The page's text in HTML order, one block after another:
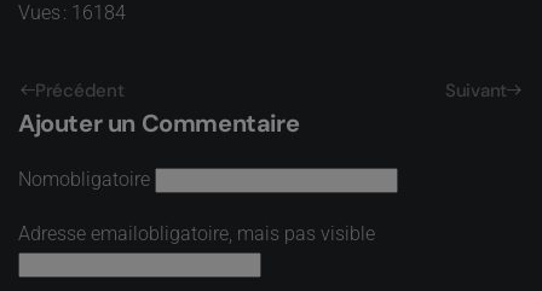
Vues : 16184
Précédent Suivant
Ajouter un Commentaire
Nomobligatoire
Adresse emailobligatoire, mais pas visible